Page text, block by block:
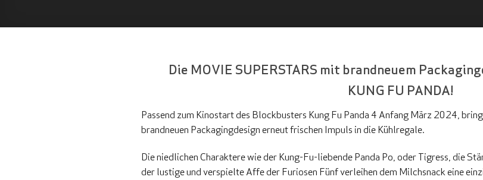
Die MOVIE SUPERSTARS mit brandneuem
KUNG FU PANDA!
Passend zum Kinostart des Blockbusters Kung Fu Panda 4 Anfang März 2024,
brandneuen Packagingdesign erneut frischen Impuls in die Kühlregale.
Die niedlichen Charaktere wie der Kung-Fu-liebende Panda Po, oder Tigress, die
der lustige und verspielte Affe der Furiosen Fünf verleihen dem Milchsnack eine